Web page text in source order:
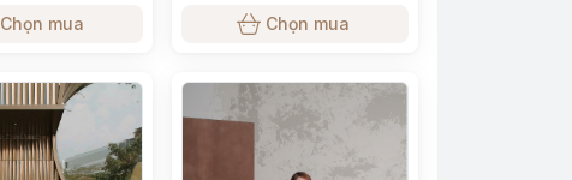
Chọn mua Chọn mua